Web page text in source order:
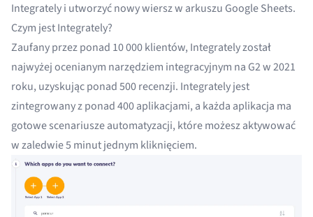
Integrately i utworzyć nowy wiersz w arkuszu Google Sheets.
Czym jest Integrately?
Zaufany przez ponad 10 000 klientów, Integrately został
najwyżej ocenianym narzędziem integracyjnym na G2 w 2021
roku, uzyskując ponad 500 recenzji. Integrately jest
zintegrowany zponad 400 aplikacjami, a każda aplikacja ma
gotowe scenariusze automatyzacji, które możesz aktywować
w zaledwie 5 minut jednym kliknięciem.